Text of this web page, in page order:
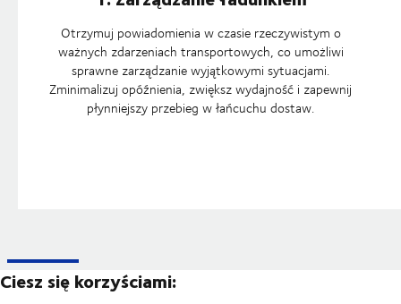
Otrzymuj powiadomienia w czasie rzeczywistym o
ważnych zdarzeniach transportowych, co umożliwi
sprawne zarządzanie wyjątkowymi sytuacjami.
Zminimalizuj opóźnienia, zwiększ wydajność i zapewnij
płynniejszy przebieg w łańcuchu dostaw.
Ciesz się korzyściami: